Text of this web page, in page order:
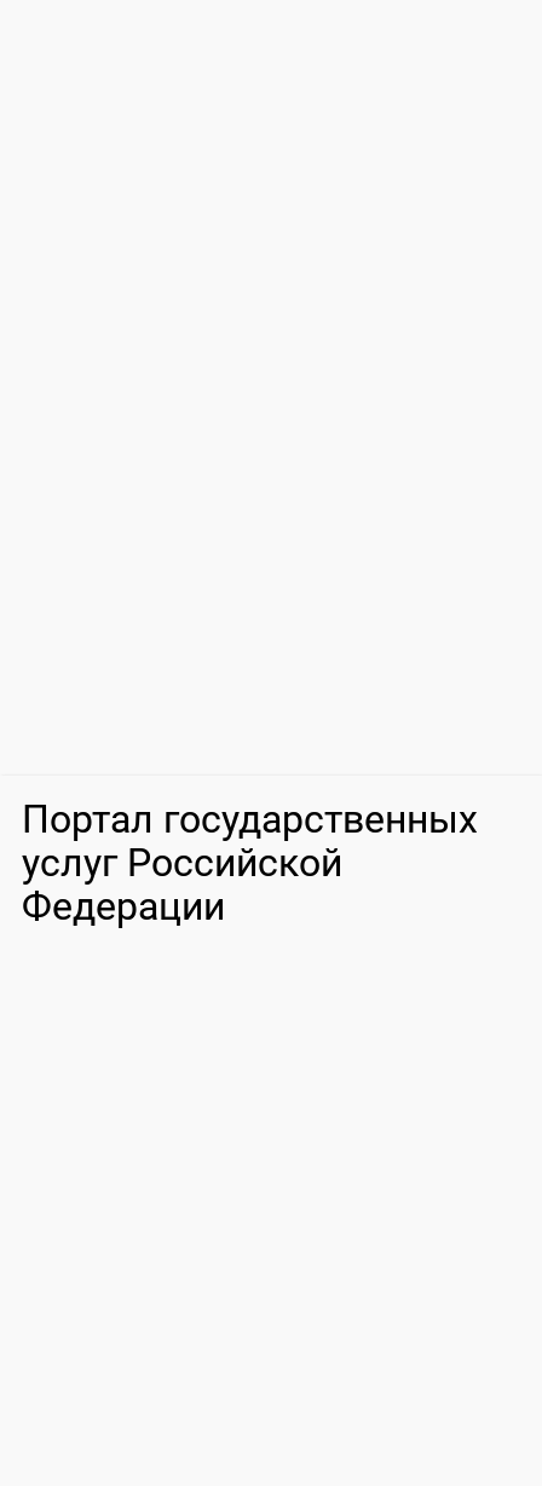
Портал государственных
услуг Российской
Федерации